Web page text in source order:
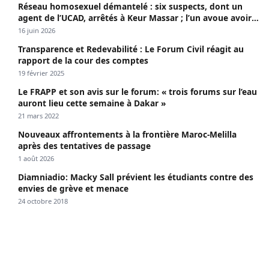
Réseau homosexuel démantelé : six suspects, dont un
agent de l’UCAD, arrêtés à Keur Massar ; l’un avoue avoir
propagé le VIH depuis 2018
16 juin 2026
Transparence et Redevabilité : Le Forum Civil réagit au
rapport de la cour des comptes
19 février 2025
Le FRAPP et son avis sur le forum: « trois forums sur l’eau
auront lieu cette semaine à Dakar »
21 mars 2022
Nouveaux affrontements à la frontière Maroc-Melilla
après des tentatives de passage
1 août 2026
Diamniadio: Macky Sall prévient les étudiants contre des
envies de grève et menace
24 octobre 2018